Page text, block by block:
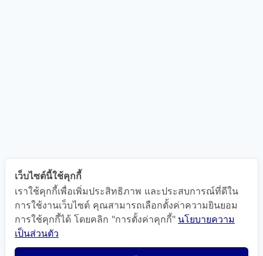
แผนที่นำทาง
เว็บไซต์นี้ใช้คุกกี้
เราใช้คุกกี้เพื่อเพิ่มประสิทธิภาพ และประสบการณ์ที่ดีใน
การใช้งานเว็บไซต์ คุณสามารถเลือกตั้งค่าความยินยอม
การใช้คุกกี้ได้ โดยคลิก "การตั้งค่าคุกกี้" นโยบายความ
เป็นส่วนตัว